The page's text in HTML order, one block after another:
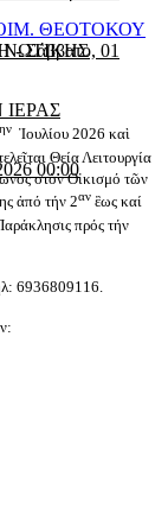
-Σάββατο, 01
00:00
ην Ἰουλίου 2026 καὶ
Θεία Λειτουργία
στὸν Οἰκισμό τῶν
ἀπό τήν 2αν ἓως καί
πρός τήν
6936809116.